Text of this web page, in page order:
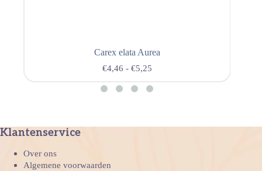
Carex elata Aurea
€4,46 -€5,25
Klantenservice
Over ons
Algemene voorwaarden